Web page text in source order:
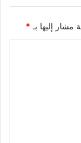
مشار إليها بـ *